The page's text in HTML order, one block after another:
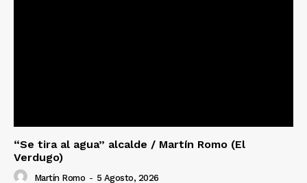
“Se tira al agua” alcalde / Martín Romo (El
Verdugo)
Martín Romo - 5 Agosto, 2026